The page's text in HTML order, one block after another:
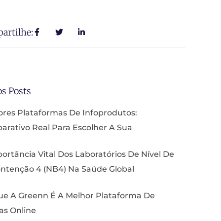
Posts
Plataformas De Infoprodutos:
Real Para Escolher A Sua
Vital Dos Laboratórios De Nível De
4 (NB4) Na Saúde Global
A Greenn É A Melhor Plataforma De
Online